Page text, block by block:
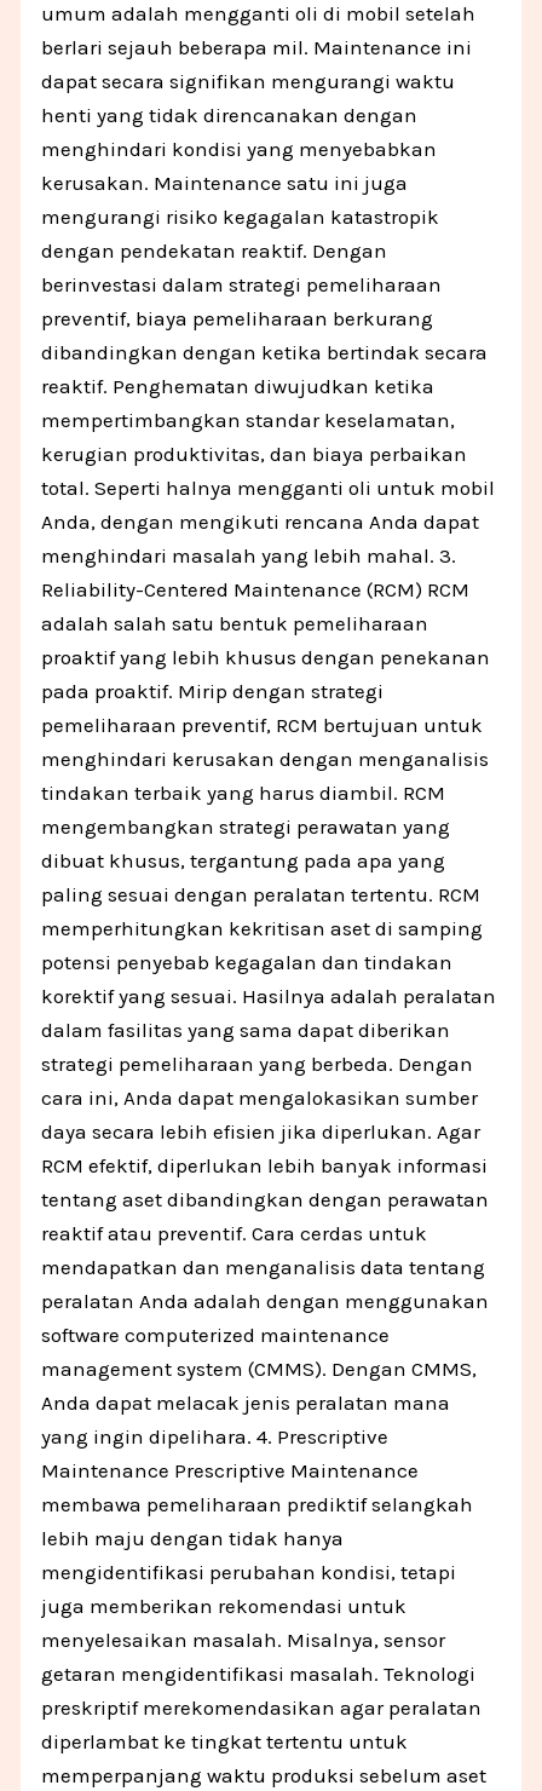
umum adalah mengganti oli di mobil setelah
berlari sejauh beberapa mil. Maintenance ini
dapat secara signifikan mengurangi waktu
henti yang tidak direncanakan dengan
menghindari kondisi yang menyebabkan
kerusakan. Maintenance satu ini juga
mengurangi risiko kegagalan katastropik
dengan pendekatan reaktif. Dengan
berinvestasi dalam strategi pemeliharaan
preventif, biaya pemeliharaan berkurang
dibandingkan dengan ketika bertindak secara
reaktif. Penghematan diwujudkan ketika
mempertimbangkan standar keselamatan,
kerugian produktivitas, dan biaya perbaikan
total. Seperti halnya mengganti oli untuk mobil
Anda, dengan mengikuti rencana Anda dapat
menghindari masalah yang lebih mahal. 3.
Reliability-Centered Maintenance (RCM) RCM
adalah salah satu bentuk pemeliharaan
proaktif yang lebih khusus dengan penekanan
pada proaktif. Mirip dengan strategi
pemeliharaan preventif, RCM bertujuan untuk
menghindari kerusakan dengan menganalisis
tindakan terbaik yang harus diambil. RCM
mengembangkan strategi perawatan yang
dibuat khusus, tergantung pada apa yang
paling sesuai dengan peralatan tertentu. RCM
memperhitungkan kekritisan aset di samping
potensi penyebab kegagalan dan tindakan
korektif yang sesuai. Hasilnya adalah peralatan
dalam fasilitas yang sama dapat diberikan
strategi pemeliharaan yang berbeda. Dengan
cara ini, Anda dapat mengalokasikan sumber
daya secara lebih efisien jika diperlukan. Agar
RCM efektif, diperlukan lebih banyak informasi
tentang aset dibandingkan dengan perawatan
reaktif atau preventif. Cara cerdas untuk
mendapatkan dan menganalisis data tentang
peralatan Anda adalah dengan menggunakan
software computerized maintenance
management system (CMMS). Dengan CMMS,
Anda dapat melacak jenis peralatan mana
yang ingin dipelihara. 4. Prescriptive
Maintenance Prescriptive Maintenance
membawa pemeliharaan prediktif selangkah
lebih maju dengan tidak hanya
mengidentifikasi perubahan kondisi, tetapi
juga memberikan rekomendasi untuk
menyelesaikan masalah. Misalnya, sensor
getaran mengidentifikasi masalah. Teknologi
preskriptif merekomendasikan agar peralatan
diperlambat ke tingkat tertentu untuk
memperpanjang waktu produksi sebelum aset